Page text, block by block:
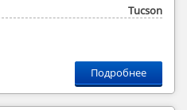
Tucson
Подробнее